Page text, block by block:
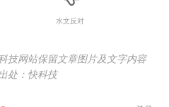
水文反对
技网站保留文章图片及文字内容
处：快科技